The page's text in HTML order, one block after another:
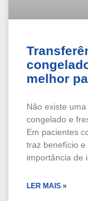
melhor
Não existe
congelado e
Em pacientes
traz benefício
importância de
LER MAIS »